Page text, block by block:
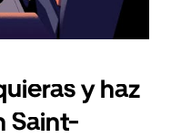
y haz
Saint-